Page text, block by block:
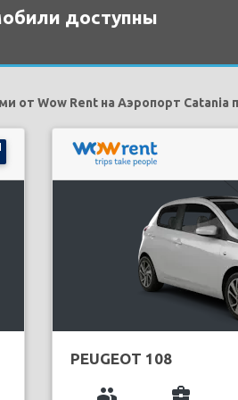
доступны
Wow Rent на Аэропорт Catania
PEUGEOT 108
group business_center